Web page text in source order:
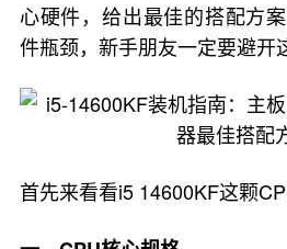
心硬件，给出最佳的搭配方
件瓶颈，新手朋友一定要避开
首先来看看i5 14600KF这颗